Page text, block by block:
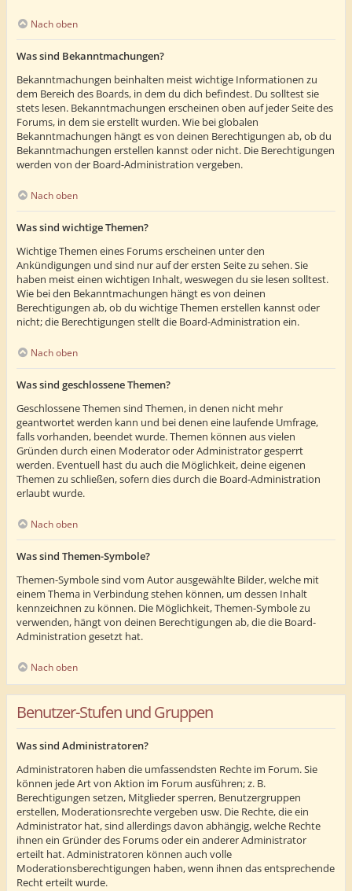
Nach oben
Was sind Bekanntmachungen?
Bekanntmachungen beinhalten meist wichtige Informationen zu
dem Bereich des Boards, in dem du dich befindest. Du solltest sie
stets lesen. Bekanntmachungen erscheinen oben auf jeder Seite des
Forums, in dem sie erstellt wurden. Wie bei globalen
Bekanntmachungen hängt es von deinen Berechtigungen ab, ob du
Bekanntmachungen erstellen kannst oder nicht. Die Berechtigungen
werden von der Board-Administration vergeben.
Nach oben
Was sind wichtige Themen?
Wichtige Themen eines Forums erscheinen unter den
Ankündigungen und sind nur auf der ersten Seite zu sehen. Sie
haben meist einen wichtigen Inhalt, weswegen du sie lesen solltest.
Wie bei den Bekanntmachungen hängt es von deinen
Berechtigungen ab, ob du wichtige Themen erstellen kannst oder
nicht; die Berechtigungen stellt die Board-Administration ein.
Nach oben
Was sind geschlossene Themen?
Geschlossene Themen sind Themen, in denen nicht mehr
geantwortet werden kann und bei denen eine laufende Umfrage,
falls vorhanden, beendet wurde. Themen können aus vielen
Gründen durch einen Moderator oder Administrator gesperrt
werden. Eventuell hast du auch die Möglichkeit, deine eigenen
Themen zu schließen, sofern dies durch die Board-Administration
erlaubt wurde.
Nach oben
Was sind Themen-Symbole?
Themen-Symbole sind vom Autor ausgewählte Bilder, welche mit
einem Thema in Verbindung stehen können, um dessen Inhalt
kennzeichnen zu können. Die Möglichkeit, Themen-Symbole zu
verwenden, hängt von deinen Berechtigungen ab, die die Board-
Administration gesetzt hat.
Nach oben
Benutzer-Stufen und Gruppen
Was sind Administratoren?
Administratoren haben die umfassendsten Rechte im Forum. Sie
können jede Art von Aktion im Forum ausführen; z. B.
Berechtigungen setzen, Mitglieder sperren, Benutzergruppen
erstellen, Moderationsrechte vergeben usw. Die Rechte, die ein
Administrator hat, sind allerdings davon abhängig, welche Rechte
ihnen ein Gründer des Forums oder ein anderer Administrator
erteilt hat. Administratoren können auch volle
Moderationsberechtigungen haben, wenn ihnen das entsprechende
Recht erteilt wurde.